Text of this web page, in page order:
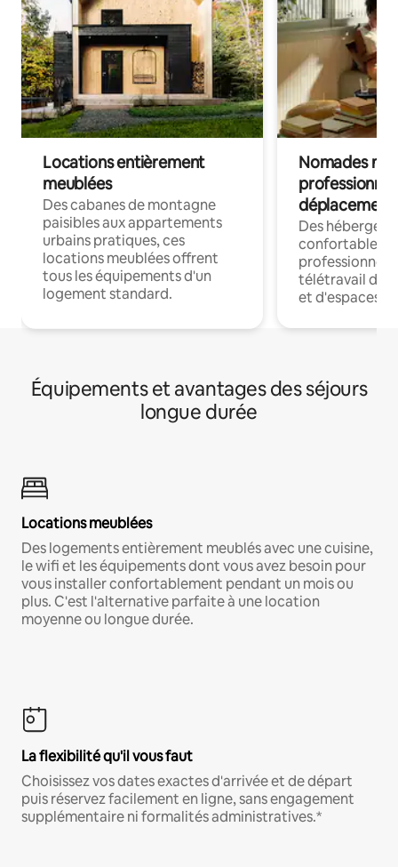
Locations entièrement
meublées
Des cabanes de montagne
paisibles aux appartements
urbains pratiques, ces
locations meublées offrent
tous les équipements d'un
logement standard.
Nomades
déplacement
Des
confortables
professionnels
télétravail
et d'espaces
Équipements et avantages des séjours
longue durée
Locations meublées
Des logements entièrement meublés avec une cuisine,
le wifi et les équipements dont vous avez besoin pour
vous installer confortablement pendant un mois ou
plus. C'est l'alternative parfaite à une location
moyenne ou longue durée.
La flexibilité qu'il vous faut
Choisissez vos dates exactes d'arrivée et de départ
puis réservez facilement en ligne, sans engagement
supplémentaire ni formalités administratives.*